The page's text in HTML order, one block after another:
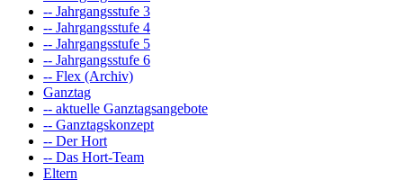
-- Jahrgangsstufe 3
-- Jahrgangsstufe 4
-- Jahrgangsstufe 5
-- Jahrgangsstufe 6
-- Flex (Archiv)
Ganztag
-- aktuelle Ganztagsangebote
-- Ganztagskonzept
-- Der Hort
-- Das Hort-Team
Eltern